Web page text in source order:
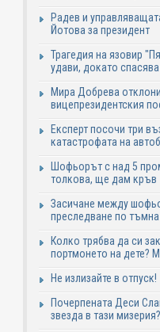
Радев и
Йотова за президент
Трагедия на язовир
удави, докато
Мира Добрева
вицепрезидентския
Експерт посочи три
катастрофата на
Шофьорът с над 5
толкова, ще дам кръв
Засичане между
преследване по
Колко трябва да си
портмонето на дете?
Не излизайте в отпуск!
Почерпената Деси
звезда в тази мизерия?